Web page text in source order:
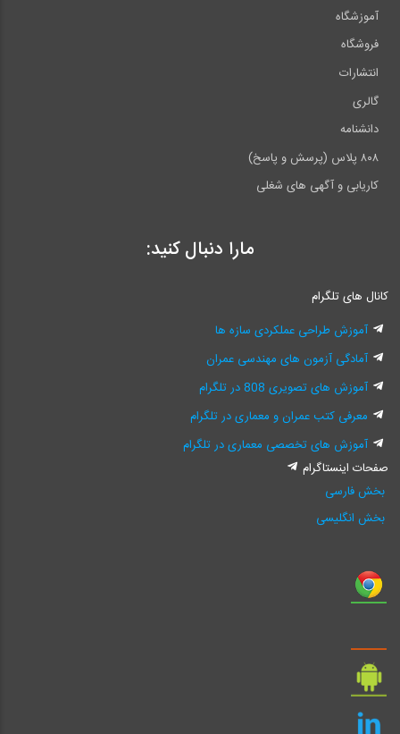
آموزشگاه
فروشگاه
انتشارات
گالری
دانشنامه
۸۰۸ پلاس (پرسش و پاسخ)
کاریابی و آگهی های شغلی
مارا دنبال کنید:
کانال های تلگرام
آموزش طراحی عملکردی سازه ها
آمادگی آزمون های مهندسی عمران
آموزش های تصویری 808 در تلگرام
معرفی کتب عمران و معماری در تلگرام
آموزش های تخصصی معماری در تلگرام
صفحات اینستاگرام
بخش فارسی
بخش انگلیسی